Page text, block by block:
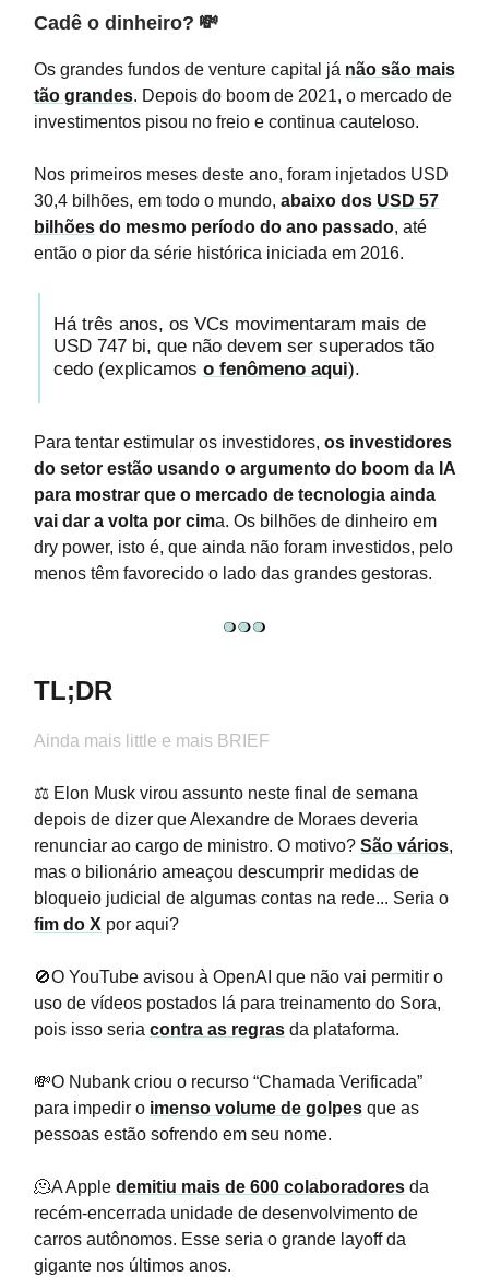
Cadê o dinheiro? 💸
Os grandes fundos de venture capital já não são mais
tão grandes. Depois do boom de 2021, o mercado de
investimentos pisou no freio e continua cauteloso.
Nos primeiros meses deste ano, foram injetados USD
30,4 bilhões, em todo o mundo, abaixo dos USD 57
bilhões do mesmo período do ano passado, até
então o pior da série histórica iniciada em 2016.
Há três anos, os VCs movimentaram mais de
USD 747 bi, que não devem ser superados tão
cedo (explicamos o fenômeno aqui).
Para tentar estimular os investidores, os investidores
do setor estão usando o argumento do boom da IA
para mostrar que o mercado de tecnologia ainda
vai dar a volta por cima. Os bilhões de dinheiro em
dry power, isto é, que ainda não foram investidos, pelo
menos têm favorecido o lado das grandes gestoras.
TL;DR
Ainda mais little e mais BRIEF
⚖️ Elon Musk virou assunto neste final de semana
depois de dizer que Alexandre de Moraes deveria
renunciar ao cargo de ministro. O motivo? São vários,
mas o bilionário ameaçou descumprir medidas de
bloqueio judicial de algumas contas na rede... Seria o
fim do X por aqui?
🚫O YouTube avisou à OpenAI que não vai permitir o
uso de vídeos postados lá para treinamento do Sora,
pois isso seria contra as regras da plataforma.
💸O Nubank criou o recurso “Chamada Verificada”
para impedir o imenso volume de golpes que as
pessoas estão sofrendo em seu nome.
🫠A Apple demitiu mais de 600 colaboradores da
recém-encerrada unidade de desenvolvimento de
carros autônomos. Esse seria o grande layoff da
gigante nos últimos anos.